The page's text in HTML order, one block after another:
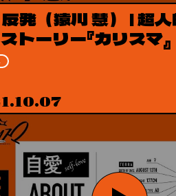
発（猿川 慧） | 超人
トーリー『カリスマ』